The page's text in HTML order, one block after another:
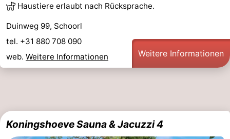
Haustiere erlaubt nach Rücksprache.
Duinweg 99, Schoorl
tel. +31 880 708 090
web. Weitere Informationen Weitere Informationen
Koningshoeve Sauna & Jacuzzi 4